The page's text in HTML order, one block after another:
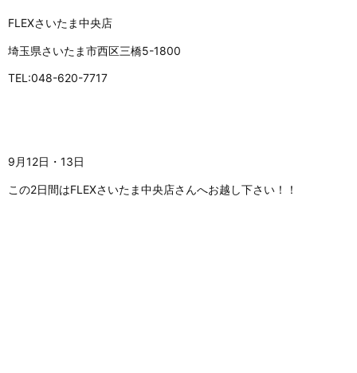
FLEXさいたま中央店
埼玉県さいたま市西区三橋5-1800
TEL:048-620-7717
9月12日・13日
この2日間はFLEXさいたま中央店さんへお越し下さい！！